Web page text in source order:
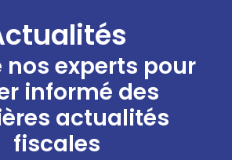
nos experts pour
informé des
actualités
fiscales